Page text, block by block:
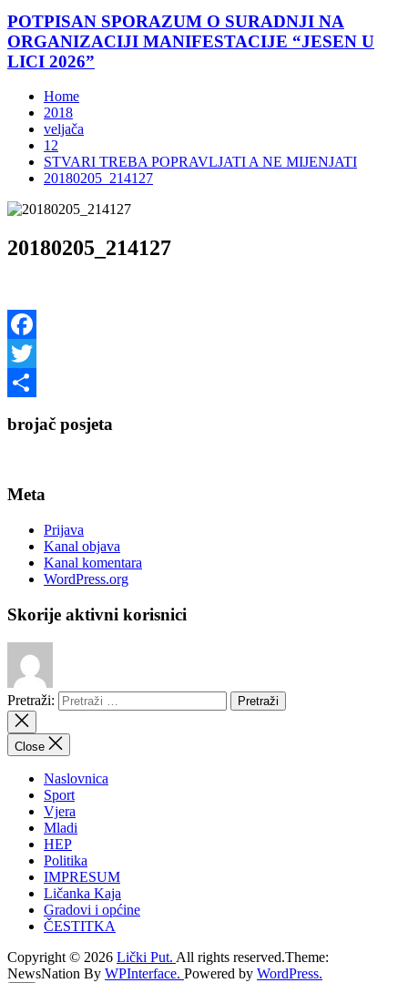
POTPISAN SPORAZUM O SURADNJI NA
ORGANIZACIJI MANIFESTACIJE “JESEN U
LICI 2026”
Home
2018
veljača
12
STVARI TREBA POPRAVLJATI A NE MIJENJATI
20180205_214127
20180205_214127
Facebook
Twitter
brojač posjeta
Meta
Prijava
Kanal objava
Kanal komentara
WordPress.org
Skorije aktivni korisnici
Pretraži:
Close
Naslovnica
Sport
Vjera
Mladi
HEP
Politika
IMPRESUM
Ličanka Kaja
Gradovi i općine
ČESTITKA
Copyright © 2026 Lički Put. All rights reserved.Theme:
NewsNation By WPInterface. Powered by WordPress.